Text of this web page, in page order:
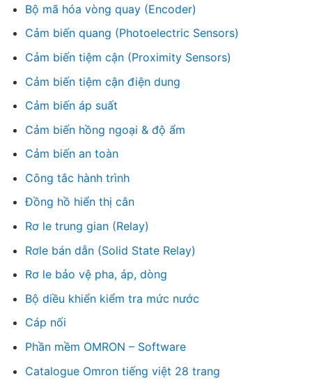
Bộ mã hóa vòng quay (Encoder)
Cảm biến quang (Photoelectric Sensors)
Cảm biến tiệm cận (Proximity Sensors)
Cảm biến tiệm cận điện dung
Cảm biến áp suất
Cảm biến hồng ngoại & độ ẩm
Cảm biến an toàn
Công tắc hành trình
Đồng hồ hiển thị cân
Rơ le trung gian (Relay)
Rơle bán dẫn (Solid State Relay)
Rơ le bảo vệ pha, áp, dòng
Bộ diều khiển kiểm tra mức nước
Cáp nối
Phần mềm OMRON – Software
Catalogue Omron tiếng việt 28 trang